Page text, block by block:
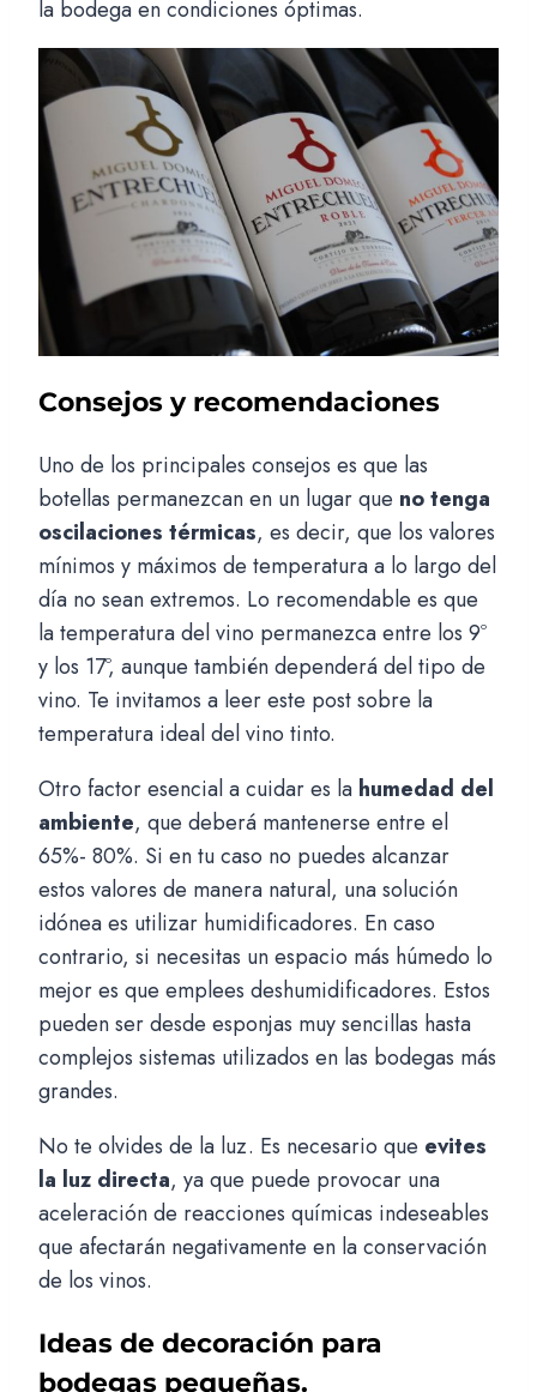
la bodega en condiciones óptimas.
Consejos y recomendaciones
Uno de los principales consejos es que las
botellas permanezcan en un lugar que no tenga
oscilaciones térmicas, es decir, que los valores
mínimos y máximos de temperatura a lo largo del
día no sean extremos. Lo recomendable es que
la temperatura del vino permanezca entre los 9º
y los 17º, aunque también dependerá del tipo de
vino. Te invitamos a leer este post sobre la
temperatura ideal del vino tinto.
Otro factor esencial a cuidar es la humedad del
ambiente, que deberá mantenerse entre el
65%- 80%. Si en tu caso no puedes alcanzar
estos valores de manera natural, una solución
idónea es utilizar humidificadores. En caso
contrario, si necesitas un espacio más húmedo lo
mejor es que emplees deshumidificadores. Estos
pueden ser desde esponjas muy sencillas hasta
complejos sistemas utilizados en las bodegas más
grandes.
No te olvides de la luz. Es necesario que evites
la luz directa, ya que puede provocar una
aceleración de reacciones químicas indeseables
que afectarán negativamente en la conservación
de los vinos.
Ideas de decoración para
bodegas pequeñas.